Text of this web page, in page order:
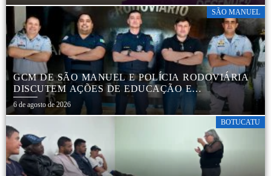
SÃO MANUEL
GCM DE SÃO MANUEL E POLÍCIA RODOVIÁRIA
DISCUTEM AÇÕES DE EDUCAÇÃO E
SEGURANÇA NO TRÂNSITO
6 de agosto de 2026
BOTUCATU